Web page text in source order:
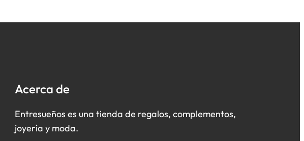
Acerca de
Entresueños es una tienda de regalos, complementos,
joyería y moda.